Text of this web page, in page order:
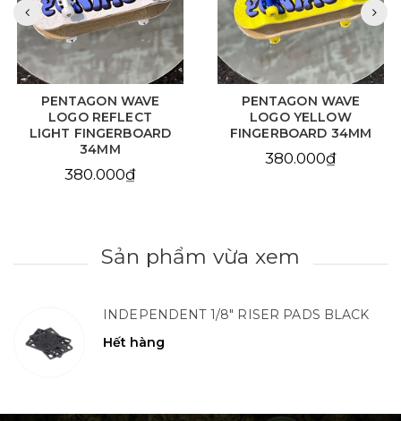
PENTAGON WAVE
LOGO REFLECT
LIGHT FINGERBOARD
34MM
380.000₫
PENTAGON WAVE
LOGO YELLOW
FINGERBOARD 34MM
380.000₫
Sản phẩm vừa xem
INDEPENDENT 1/8" RISER PADS BLACK
Hết hàng